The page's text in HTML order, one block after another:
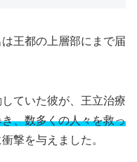
王都の上層部にまで届
ていた彼が、王立治療
、数多くの人々を救っ
撃を与えました。